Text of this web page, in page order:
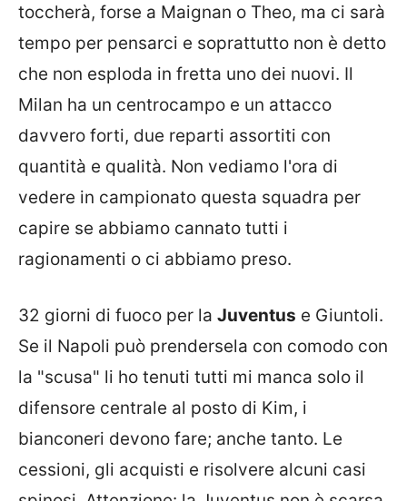
toccherà, forse a Maignan o Theo, ma ci sarà
tempo per pensarci e soprattutto non è detto
che non esploda in fretta uno dei nuovi. Il
Milan ha un centrocampo e un attacco
davvero forti, due reparti assortiti con
quantità e qualità. Non vediamo l'ora di
vedere in campionato questa squadra per
capire se abbiamo cannato tutti i
ragionamenti o ci abbiamo preso.
32 giorni di fuoco per la Juventus e Giuntoli.
Se il Napoli può prendersela con comodo con
la "scusa" li ho tenuti tutti mi manca solo il
difensore centrale al posto di Kim, i
bianconeri devono fare; anche tanto. Le
cessioni, gli acquisti e risolvere alcuni casi